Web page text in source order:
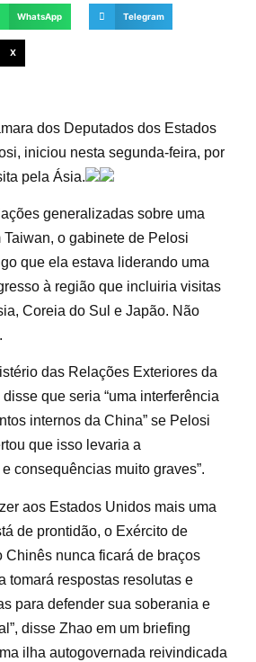
WhatsApp Telegram
X
dos Deputados dos Estados
iniciou nesta segunda-feira, por
pela Ásia.
generalizadas sobre uma
o gabinete de Pelosi
que ela estava liderando uma
à região que incluiria visitas
Coreia do Sul e Japão. Não
das Relações Exteriores da
que seria “uma interferência
internos da China” se Pelosi
que isso levaria a
consequências muito graves”.
aos Estados Unidos mais uma
de prontidão, o Exército de
Chinês nunca ficará de braços
tomará respostas resolutas e
para defender sua soberania e
disse Zhao em um briefing
ilha autogovernada reivindicada